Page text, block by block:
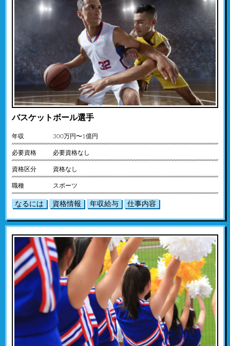
バスケットボール選手
年収 300万円〜1億円
必要資格 必要資格なし
資格区分 資格なし
職種 スポーツ
なるには 資格情報 年収給与 仕事内容